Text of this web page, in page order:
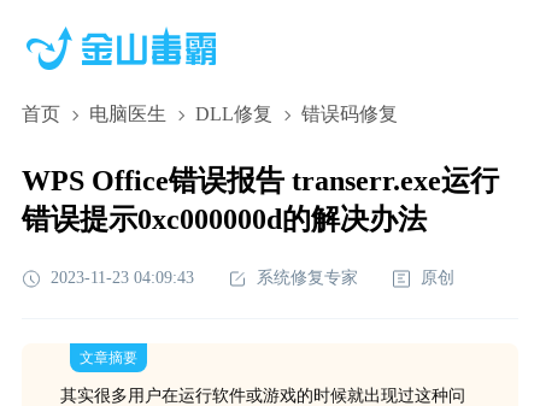
首页 电脑医生 DLL修复 错误码修复
WPS Office错误报告 transerr.exe运行
错误提示0xc000000d的解决办法
2023-11-23 04:09:43 系统修复专家 原创
文章摘要
其实很多用户在运行软件或游戏的时候就出现过这种问